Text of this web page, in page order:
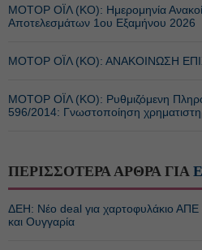
ΜΟΤΟΡ ΟΪΛ (ΚΟ): Ημερομηνία
Αποτελεσμάτων 1ου Εξαμήνου 2026
ΜΟΤΟΡ ΟΪΛ (ΚΟ): ΑΝΑΚΟΙΝΩΣΗ
ΜΟΤΟΡ ΟΪΛ (ΚΟ): Ρυθμιζόμενη
596/2014: Γνωστοποίηση
ΠΕΡΙΣΣΟΤΕΡΑ ΑΡΘΡΑ ΓΙΑ
ΔΕΗ: Νέο deal για χαρτοφυλάκιο
και Ουγγαρία